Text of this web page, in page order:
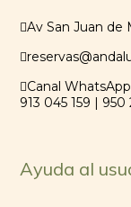
Av San Juan de
Canal
913 045 159 | 950
Ayuda al